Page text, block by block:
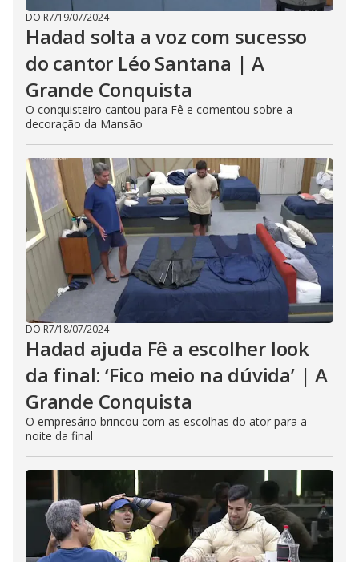
DO R7/19/07/2024
Hadad solta a voz com sucesso
do cantor Léo Santana | A
Grande Conquista
O conquisteiro cantou para Fê e comentou sobre a
decoração da Mansão
DO R7/18/07/2024
Hadad ajuda Fê a escolher look
da final: ‘Fico meio na dúvida’ | A
Grande Conquista
O empresário brincou com as escolhas do ator para a
noite da final